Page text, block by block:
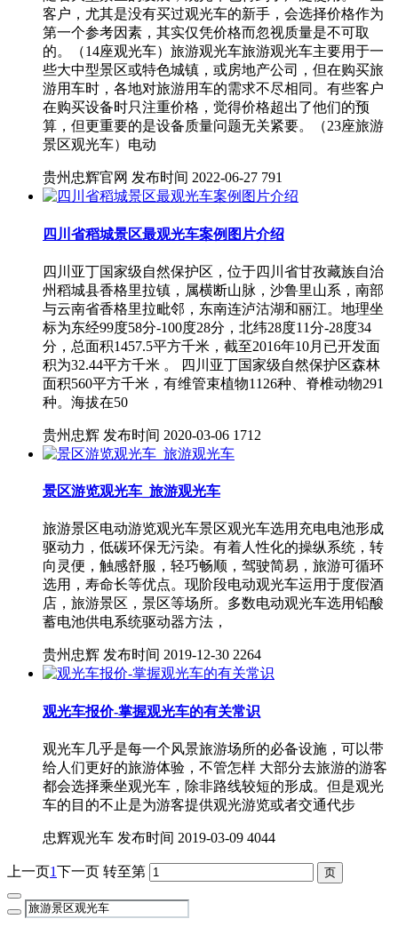
客户，尤其是没有买过观光车的新手，会选择价格作为
第一个参考因素，其实仅凭价格而忽视质量是不可取
的。（14座观光车）旅游观光车旅游观光车主要用于一
些大中型景区或特色城镇，或房地产公司，但在购买旅
游用车时，各地对旅游用车的需求不尽相同。有些客户
在购买设备时只注重价格，觉得价格超出了他们的预
算，但更重要的是设备质量问题无关紧要。（23座旅游
景区观光车）电动
贵州忠辉官网 发布时间 2022-06-27 791
四川省稻城景区最观光车案例图片介绍
四川亚丁国家级自然保护区，位于四川省甘孜藏族自治
州稻城县香格里拉镇，属横断山脉，沙鲁里山系，南部
与云南省香格里拉毗邻，东南连泸沽湖和丽江。地理坐
标为东经99度58分-100度28分，北纬28度11分-28度34
分，总面积1457.5平方千米，截至2016年10月已开发面
积为32.44平方千米 。 四川亚丁国家级自然保护区森林
面积560平方千米，有维管束植物1126种、脊椎动物291
种。海拔在50
贵州忠辉 发布时间 2020-03-06 1712
景区游览观光车_旅游观光车
旅游景区电动游览观光车景区观光车选用充电电池形成
驱动力，低碳环保无污染。有着人性化的操纵系统，转
向灵便，触感舒服，轻巧畅顺，驾驶简易，旅游可循环
选用，寿命长等优点。现阶段电动观光车运用于度假酒
店，旅游景区，景区等场所。多数电动观光车选用铅酸
蓄电池供电系统驱动器方法，
贵州忠辉 发布时间 2019-12-30 2264
观光车报价-掌握观光车的有关常识
观光车几乎是每一个风景旅游场所的必备设施，可以带
给人们更好的旅游体验，不管怎样 大部分去旅游的游客
都会选择乘坐观光车，除非路线较短的形成。但是观光
车的目的不止是为游客提供观光游览或者交通代步
忠辉观光车 发布时间 2019-03-09 4044
上一页1下一页 转至第